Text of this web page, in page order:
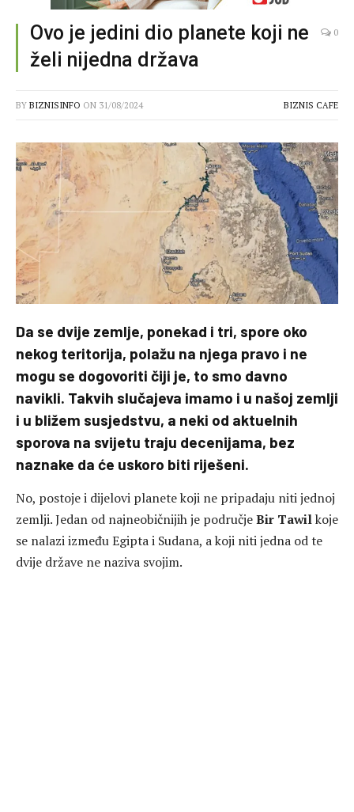
Ovo je jedini dio planete koji ne
želi nijedna država
0
BY BIZNISINFO ON 31/08/2024 BIZNIS CAFE
Da se dvije zemlje, ponekad i tri, spore oko
nekog teritorija, polažu na njega pravo i ne
mogu se dogovoriti čiji je, to smo davno
navikli. Takvih slučajeva imamo i u našoj zemlji
i u bližem susjedstvu, a neki od aktuelnih
sporova na svijetu traju decenijama, bez
naznake da će uskoro biti riješeni.
No, postoje i dijelovi planete koji ne pripadaju niti jednoj
zemlji. Jedan od najneobičnijih je područjeBir Tawilkoje
se nalazi između Egipta i Sudana, a koji niti jedna od te
dvije države ne naziva svojim.